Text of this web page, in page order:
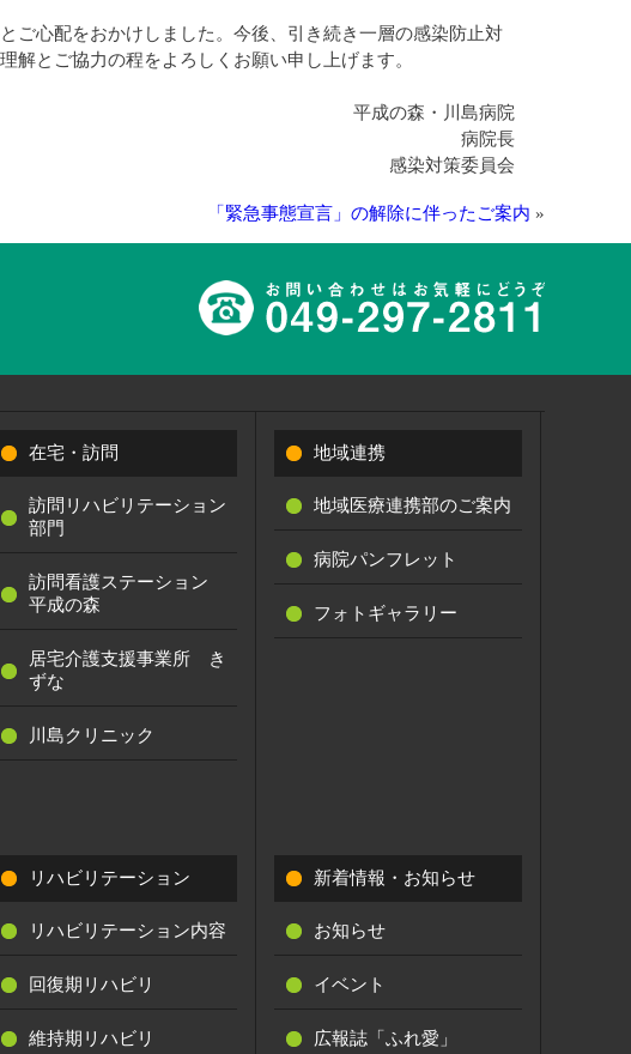
ご心配をおかけしました。今後、引き続き一層の感染防止対
とご協力の程をよろしくお願い申し上げます。
平成の森・川島病院
病院長
感染対策委員会
「緊急事態宣言」の解除に伴ったご案内 »
在宅・訪問
訪問リハビリテーション
部門
訪問看護ステーション
平成の森
居宅介護支援事業所 き
ずな
川島クリニック
地域連携
地域医療連携部のご案内
病院パンフレット
フォトギャラリー
リハビリテーション
リハビリテーション内容
回復期リハビリ
維持期リハビリ
新着情報・お知らせ
お知らせ
イベント
広報誌「ふれ愛」